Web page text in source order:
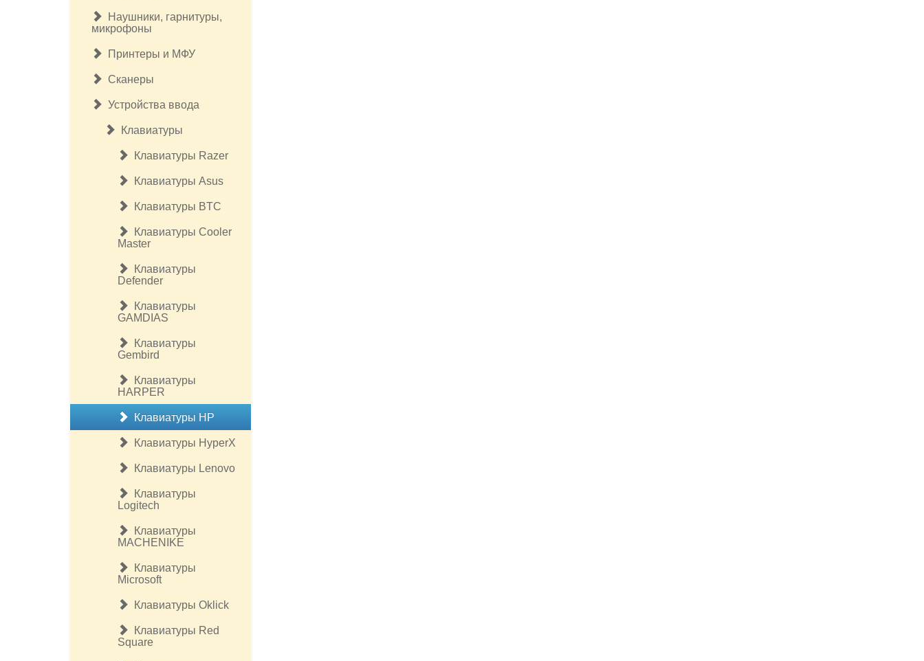
Наушники, гарнитуры,
микрофоны
Принтеры и МФУ
Сканеры
Устройства ввода
Клавиатуры
Клавиатуры Razer
Клавиатуры Asus
Клавиатуры BTC
Клавиатуры Cooler
Master
Клавиатуры
Defender
Клавиатуры
GAMDIAS
Клавиатуры
Gembird
Клавиатуры
HARPER
Клавиатуры HP
Клавиатуры HyperX
Клавиатуры Lenovo
Клавиатуры
Logitech
Клавиатуры
MACHENIKE
Клавиатуры
Microsoft
Клавиатуры Oklick
Клавиатуры Red
Square